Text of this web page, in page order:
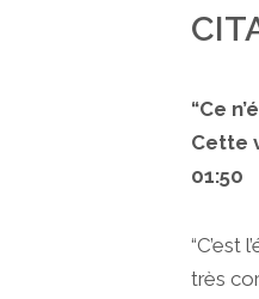
“Ce
Cette
01:50
“C’est
très